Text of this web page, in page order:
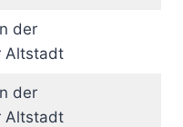
der
Altstadt
der
Altstadt